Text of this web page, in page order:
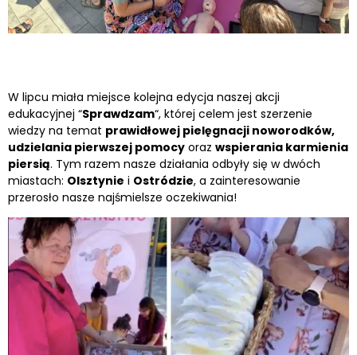
W lipcu miała miejsce kolejna edycja naszej akcji
edukacyjnej “Sprawdzam“, której celem jest szerzenie
wiedzy na temat prawidłowej pielęgnacji noworodków,
udzielania pierwszej pomocy oraz wspierania karmienia
piersią. Tym razem nasze działania odbyły się w dwóch
miastach: Olsztynie i Ostródzie, a zainteresowanie
przerosło nasze najśmielsze oczekiwania!